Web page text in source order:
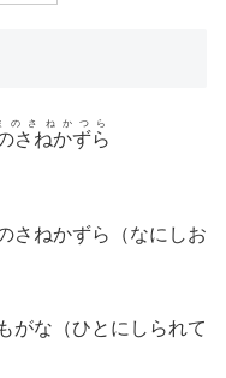
さねかずら
のさねかつら
さねかずら（なにしお
がな（ひとにしられて